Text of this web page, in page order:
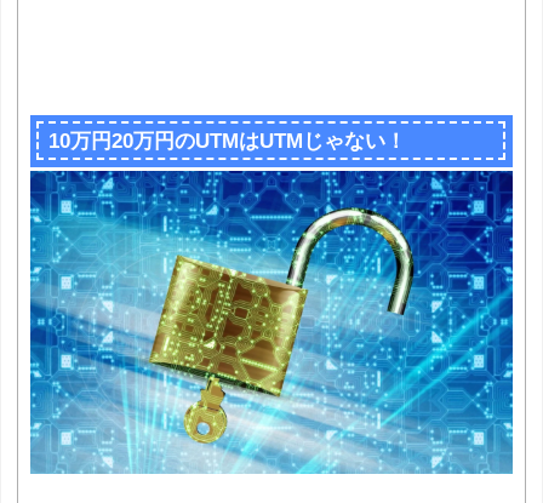
10万円20万円のUTMはUTMじゃない！